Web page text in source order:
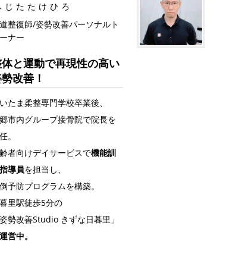
じたたけひろ
整復師/姿勢改善パーソナルト
ナー
と運動で再現性の高い
改善！
たま柔整専門学校卒業後、
市内グループ接骨院で院長を
。
者向けデイサービスで機能訓
導員を担当し、
予防プログラムを構築。
里駅徒歩5分の
姿勢改善Studio きずな日暮里」
営中。